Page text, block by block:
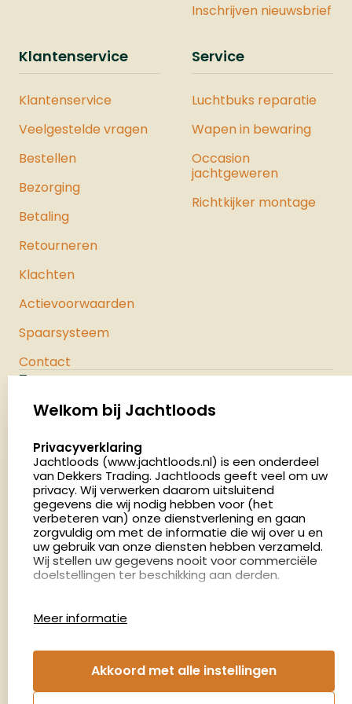
cmMagazijn: JaVeiligheid: JaJoule: 19,9
onderdeel van een complete Vesta
geselecteerde producten waarmee u
de maximale kracht uit het pistool
haalt. Bekijk hier ons hele assortiment
luchtpistolen.
Inschrijven nieuwsbrief
Klantenservice
Klantenservice
Veelgestelde vragen
Bestellen
Bezorging
Betaling
Retourneren
Klachten
Actievoorwaarden
Spaarsysteem
Contact
Service
Luchtbuks reparatie
Wapen in bewaring
Occasion
jachtgeweren
Richtkijker montage
Palenrij 1
Nederland
4.8
2879 beoordelingen
Openingstijden
Dinsdag en donderdag: 13:00 - 17:00 én 18:00 - 21:00
uur
Afspraak maken
Nieuwsbrief
€5,- kortingsbon voor uw volgende bestelling.
Welkom bij Jachtloods
select language
Privacyverklaring
Jachtloods (www.jachtloods.nl) is een onderdeel
van Dekkers Trading. Jachtloods geeft veel om uw
privacy. Wij verwerken daarom uitsluitend
gegevens die wij nodig hebben voor (het
verbeteren van) onze dienstverlening en gaan
zorgvuldig om met de informatie die wij over u en
uw gebruik van onze diensten hebben verzameld.
Wij stellen uw gegevens nooit voor commerciële
doelstellingen ter beschikking aan derden.
gebruiken en hoe effectief de Adwords-
advertenties van Dekkers trading bij Google
Meer informatie
Akkoord met alle instellingen